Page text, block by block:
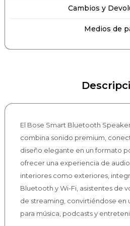
Cambios y
Medios de
El Bose Smart Bluetooth
combina sonido premium,
diseño elegante en un formato
ofrecer una experiencia de
interiores como exteriores,
Bluetooth y Wi-Fi, asistentes de
de streaming, convirtiéndose en
para música, podcasts y